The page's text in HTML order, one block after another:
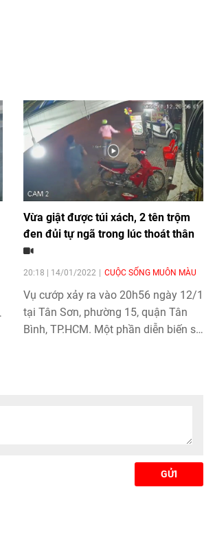
Vừa giật được túi xách, 2 tên trộm
đen đủi tự ngã trong lúc thoát thân
20:18 | 14/01/2022 CUỘC SỐNG MUÔN MÀU
Vụ cướp xảy ra vào 20h56 ngày 12/1
tại Tân Sơn, phường 15, quận Tân
Bình, TP.HCM. Một phần diễn biến sự
GỬI